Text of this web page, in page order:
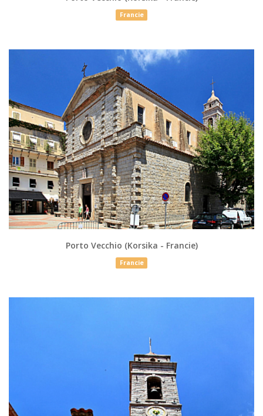
Francie
Porto Vecchio (Korsika - Francie)
Francie